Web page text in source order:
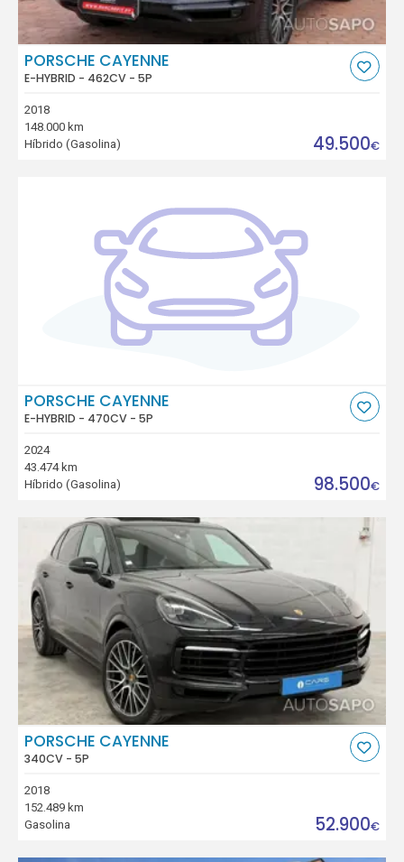
PORSCHE CAYENNE
E-HYBRID - 462CV - 5P
2018
148.000 km
Híbrido (Gasolina)
49.500€
PORSCHE CAYENNE
E-HYBRID - 470CV - 5P
2024
43.474 km
Híbrido (Gasolina)
98.500€
PORSCHE CAYENNE
340CV - 5P
2018
152.489 km
Gasolina
52.900€